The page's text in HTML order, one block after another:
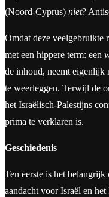
(Noord-Cyprus) niet?
Omdat deze
met een hippere term: een
de inhoud, neemt eigenlijk
te weerleggen. Terwijl de
het Israëlisch-Palestijns
prima te verklaren is.
Geschiedenis
Ten eerste is het belangrijk
aandacht voor Israël en